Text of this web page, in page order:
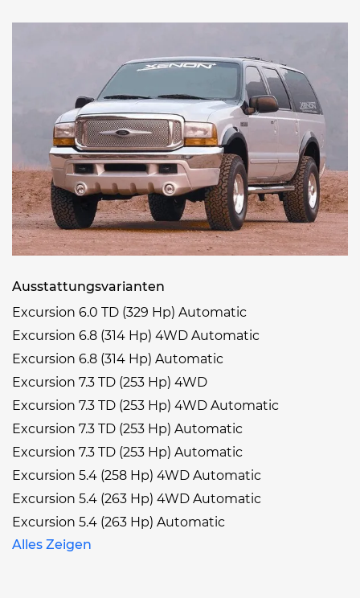
Ausstattungsvarianten
Excursion 6.0 TD (329 Hp) Automatic
Excursion 6.8 (314 Hp) 4WD Automatic
Excursion 6.8 (314 Hp) Automatic
Excursion 7.3 TD (253 Hp) 4WD
Excursion 7.3 TD (253 Hp) 4WD Automatic
Excursion 7.3 TD (253 Hp) Automatic
Excursion 7.3 TD (253 Hp) Automatic
Excursion 5.4 (258 Hp) 4WD Automatic
Excursion 5.4 (263 Hp) 4WD Automatic
Excursion 5.4 (263 Hp) Automatic
Alles Zeigen